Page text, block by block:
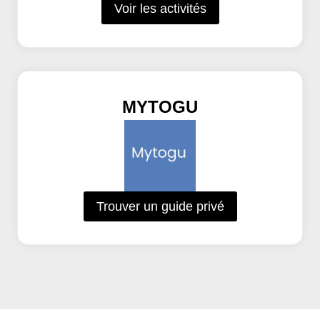
Voir les activités
MYTOGU
Trouver un guide privé